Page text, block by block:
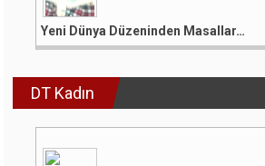
Yeni Dünya Düzeninden Masallar…
DT Kadın